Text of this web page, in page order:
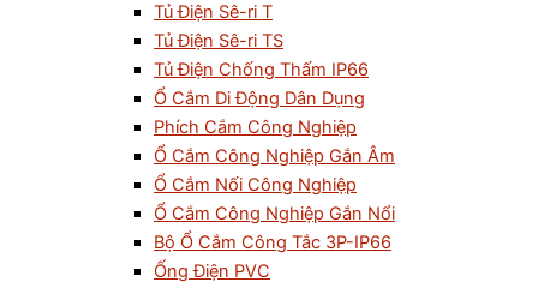
Tủ Điện Sê-ri T
Tủ Điện Sê-ri TS
Tủ Điện Chống Thấm IP66
Ổ Cắm Di Động Dân Dụng
Phích Cắm Công Nghiệp
Ổ Cắm Công Nghiệp Gắn Âm
Ổ Cắm Nối Công Nghiệp
Ổ Cắm Công Nghiệp Gắn Nổi
Bộ Ổ Cắm Công Tắc 3P-IP66
Ống Điện PVC